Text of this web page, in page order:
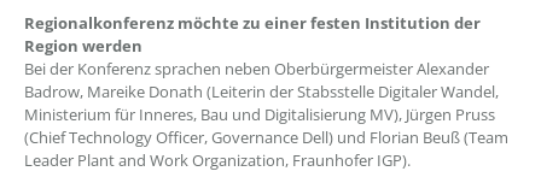
Regionalkonferenz möchte zu einer festen Institution der
Region werden
Bei der Konferenz sprachen neben Oberbürgermeister Alexander
Badrow, Mareike Donath (Leiterin der Stabsstelle Digitaler Wandel,
Ministerium für Inneres, Bau und Digitalisierung MV), Jürgen Pruss
(Chief Technology Officer, Governance Dell) und Florian Beuß (Team
Leader Plant and Work Organization, Fraunhofer IGP).